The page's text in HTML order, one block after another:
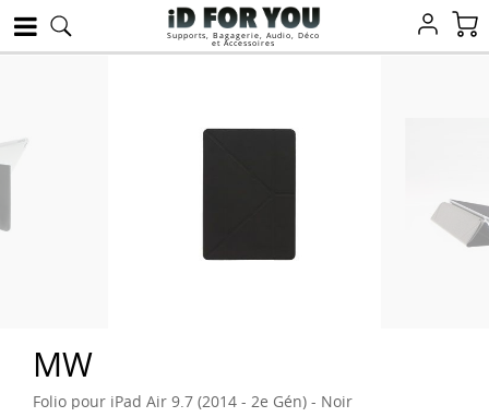
Supports, Bagagerie, Audio, Déco
et Accessoires
MW
Folio pour iPad Air 9.7 (2014 - 2e Gén) - Noir